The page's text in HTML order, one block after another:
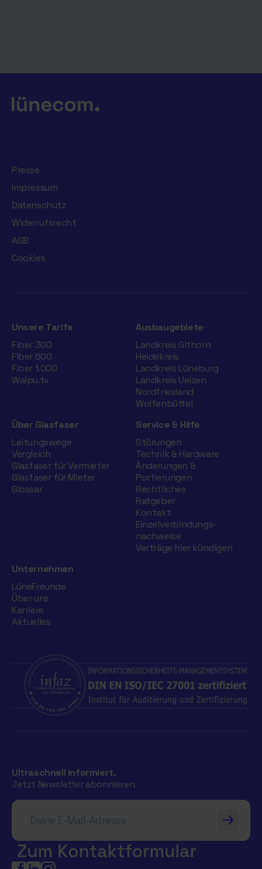
Presse
Impressum
Datenschutz
Widerrufsrecht
AGB
Cookies
Unsere Tarife
Fiber 300
Fiber 600
Fiber 1.000
Waipu.tv
Ausbaugebiete
Landkreis Gifhorn
Heidekreis
Landkreis Lüneburg
Landkreis Uelzen
Nordfriesland
Wolfenbüttel
Über Glasfaser
Leitungswege
Vergleich
Glasfaser für Vermieter
Glasfaser für Mieter
Glossar
Service & Hilfe
Störungen
Technik & Hardware
Änderungen &
Portierungen
Rechtliches
Ratgeber
Kontakt
Einzelverbindungs­
nachweise
Verträge hier kündigen
Unternehmen
LüneFreunde
Über uns
Karriere
Aktuelles
Ultraschnell informiert.
Jetzt Newsletter abonnieren.
Deine E-Mail-Adresse